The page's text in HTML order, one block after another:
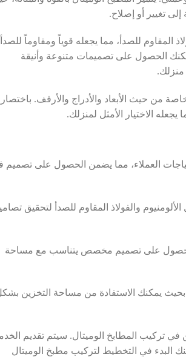
تغيير أو إصلاح.
المقاوم للصدأ، مما يجعله قوياً ومقاوماً للصدأ
الحصول على تصميمات متنوعة وأنيقة
منزلك.
من حيث الأبعاد والأدراج والأرفف.
الاختيار الأمثل لمنزلك.
العملاء، مما يضمن الحصول على تصميم
والفولاذ المقاوم للصدأ لتحقيق
الحصول على تصميم مخصص يتناسب مع مساحة
بحيث يمكنك الاستفادة من مساحة التخزين
تركيب المطابخ الوميتال. سيتم تقديم
البدء في التخطيط لتركيب مطبخ الوميتال